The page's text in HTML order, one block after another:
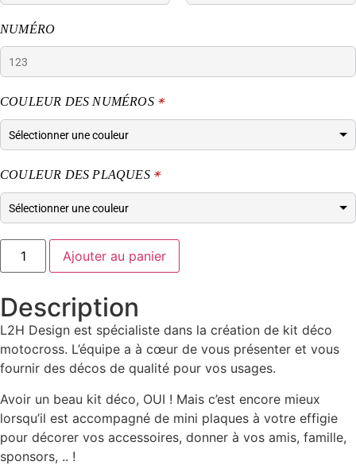
NUMÉRO
COULEUR DES NUMÉROS *
COULEUR DES PLAQUES *
Ajouter au panier
Description
L2H Design est spécialiste dans la création de kit déco
motocross. L’équipe a à cœur de vous présenter et vous
fournir des décos de qualité pour vos usages.
Avoir un beau kit déco, OUI ! Mais c’est encore mieux
lorsqu’il est accompagné de mini plaques à votre effigie
pour décorer vos accessoires, donner à vos amis, famille,
sponsors, .. !